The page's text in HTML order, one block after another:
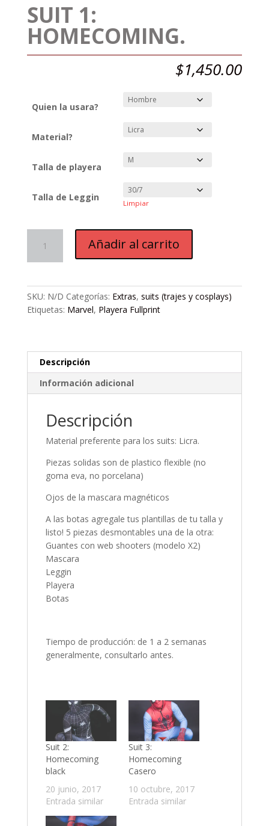
SUIT 1:
HOMECOMING.
$1,450.00
Quien la usara?
Material?
Talla de playera
Talla de Leggin
Limpiar
Homecoming.
Añadir al carrito
SKU: N/D Categorías: Extras, suits (trajes y cosplays)
Etiquetas: Marvel, Playera Fullprint
Descripción
Información adicional
Descripción
Material preferente para los suits: Licra.
Piezas solidas son de plastico flexible (no
goma eva, no porcelana)
Ojos de la mascara magnéticos
A las botas agregale tus plantillas de tu talla y
listo! 5 piezas desmontables una de la otra:
Guantes con web shooters (modelo X2)
Mascara
Leggin
Playera
Botas
Tiempo de producción: de 1 a 2 semanas
generalmente, consultarlo antes.
Suit 2:
Homecoming
black
20 junio, 2017
Entrada similar
Suit 3:
Homecoming
Casero
10 octubre, 2017
Entrada similar